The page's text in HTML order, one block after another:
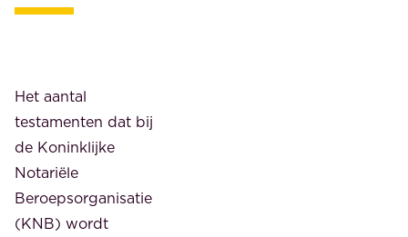
Het aantal
testamenten dat bij
de Koninklijke
Notariële
Beroepsorganisatie
(KNB) wordt